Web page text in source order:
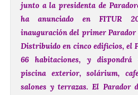
junto a la presidenta de
ha anunciado en FITUR
inauguración del primer Parador
Distribuido en cinco edificios, el
66 habitaciones, y dispondrá
piscina exterior, solárium,
salones y terrazas.El Parador